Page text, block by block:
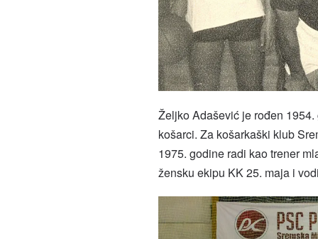
Željko Adašević je rođen
košarci. Za košarkaški klub
1975. godine radi kao trener
žensku ekipu KK 25. maja i